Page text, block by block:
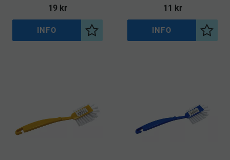
19kr
Lägg till i önskelista
INFO
11 kr
Lägg
INFO